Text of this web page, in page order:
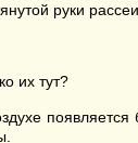
руки
их тут?
появляется